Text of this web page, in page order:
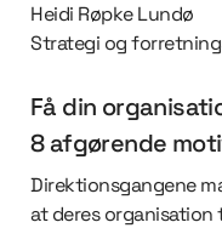
Heidi Røpke Lundø
Strategi og
Få din
8 afgørende
Direktionsgangene
at deres